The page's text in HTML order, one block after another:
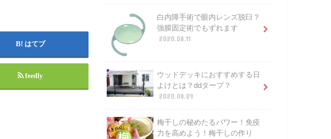
はてブ
feedly
白内障手術で眼内レンズ脱臼？
強膜固定術でもずれます
2020.08.11
ウッドデッキにおすすめする日
よけとは？ddタープ？
2020.08.09
梅干しの秘めたるパワー！免疫
力を高めよう！梅干しの作り